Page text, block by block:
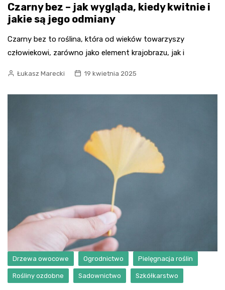
Czarny bez – jak wygląda, kiedy kwitnie i
jakie są jego odmiany
Czarny bez to roślina, która od wieków towarzyszy
człowiekowi, zarówno jako element krajobrazu, jak i
Łukasz Marecki 19 kwietnia 2025
Drzewa owocowe Ogrodnictwo Pielęgnacja roślin
Rośliny ozdobne Sadownictwo Szkółkarstwo